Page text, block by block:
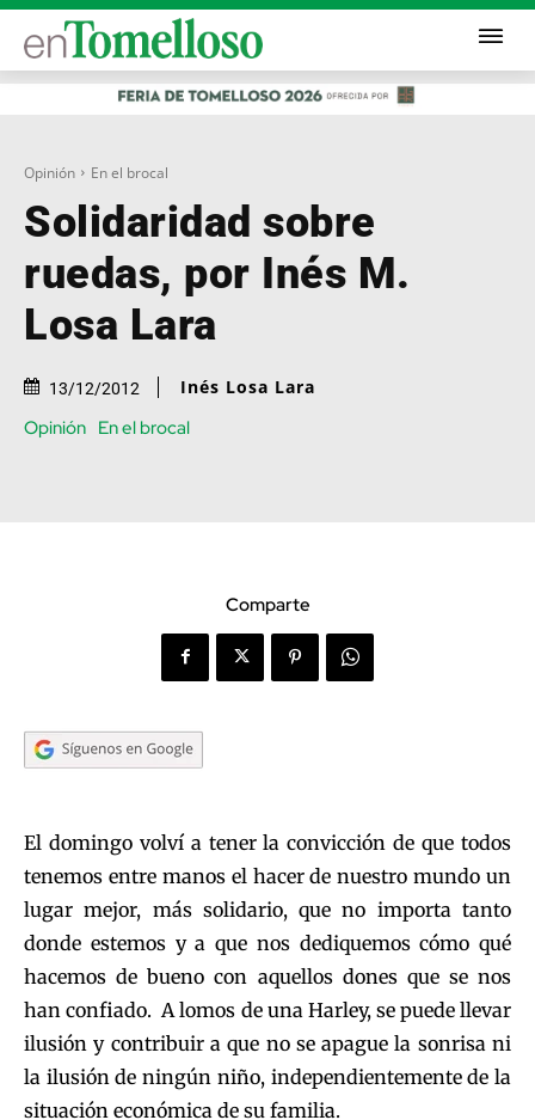
Opinión En el brocal
Solidaridad sobre
ruedas, por Inés M.
Losa Lara
13/12/2012 Inés Losa Lara
Opinión En el brocal
Comparte
El domingo volví a tener la convicción de que todos
tenemos entre manos el hacer de nuestro mundo un
lugar mejor, más solidario, que no importa tanto
donde estemos y a que nos dediquemos cómo qué
hacemos de bueno con aquellos dones que se nos
han confiado. A lomos de una Harley, se puede llevar
ilusión y contribuir a que no se apague la sonrisa ni
la ilusión de ningún niño, independientemente de la
situación económica de su familia.